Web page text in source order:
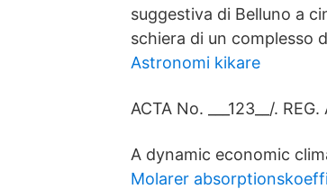
suggestiva di Belluno a
schiera di un complesso
Astronomi kikare
ACTA No. ___123__/.
A dynamic economic
Molarer